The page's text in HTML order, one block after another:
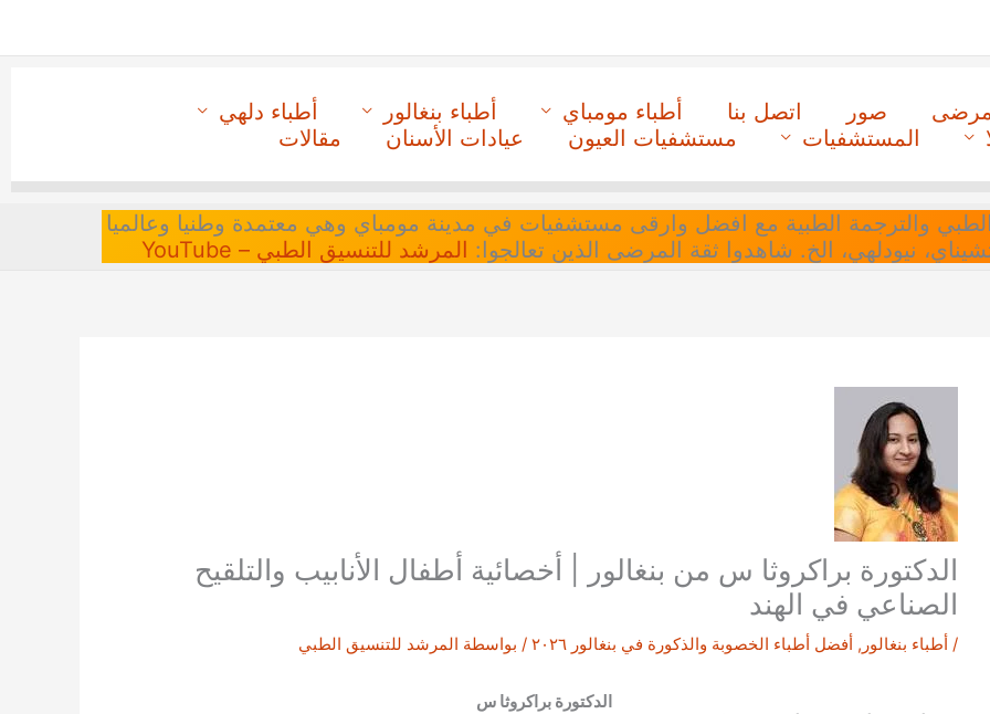
صور اتصل بنا أطباء مومباي أطباء بنغالور
أطباء دلهي
المستشفيات مستشفيات العيون عيادات الأسنان مقالات
الطبي والترجمة الطبية مع افضل وارقى مستشفيات في مدينة مومباي وهي معتمدة وطنيا وعالميا
تشيناي، نيودلهي، الخ. شاهدوا ثقة المرضى الذين تعالجوا: المرشد للتنسيق الطبي – YouTube
الدكتورة براكروثا س من بنغالور | أخصائية أطفال الأنابيب والتلقيح
الصناعي في الهند
/ أطباء بنغالور , أفضل أطباء الخصوبة والذكورة في بنغالور ٢٠٢٦ / بواسطة المرشد للتنسيق الطبي
الدكتورة براكروثا س